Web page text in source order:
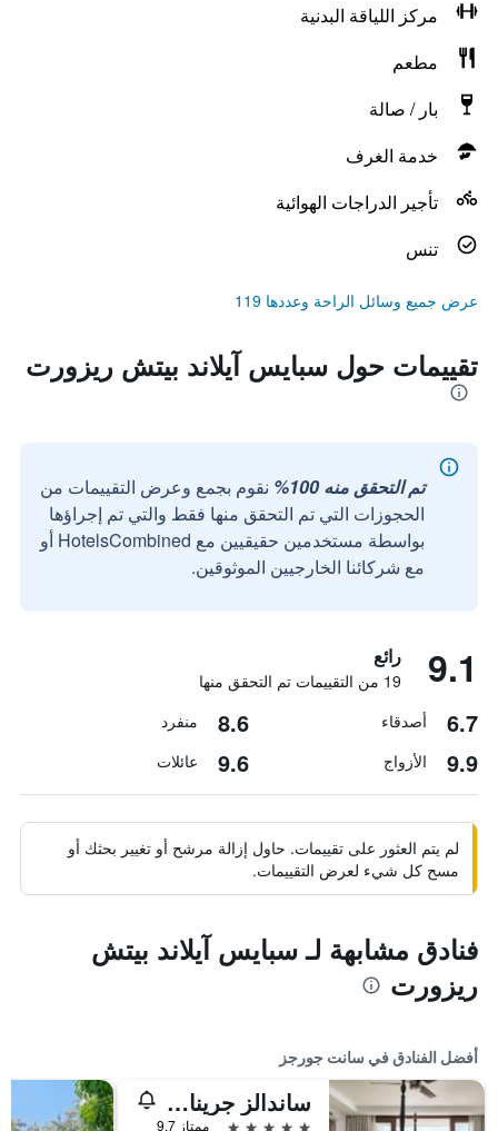
مركز اللياقة البدنية
مطعم
بار / صالة
خدمة الغرف
تأجير الدراجات الهوائية
تنس
عرض جميع وسائل الراحة وعددها 119
تقييمات حول سبايس آيلاند بيتش ريزورت
تم التحقق منه 100%
نقوم بجمع وعرض التقييمات من
الحجوزات التي تم التحقق منها فقط والتي تم إجراؤها
بواسطة مستخدمين حقيقيين مع HotelsCombined أو
مع شركائنا الخارجيين الموثوقين.
9.1 رائع
19 من التقييمات تم التحقق منها
6.7 أصدقاء 8.6 منفرد
9.9 الأزواج 9.6 عائلات
لم يتم العثور على تقييمات. حاول إزالة مرشح أو تغيير بحثك أو
مسح كل شيء لعرض التقييمات.
فنادق مشابهة لـ سبايس آيلاند بيتش
ريزورت
أفضل الفنادق في سانت جورجز
ساندالز جرينادا - شامل جميع الخدمات للأزواج فقط
5 نجوم ممتاز 9.7